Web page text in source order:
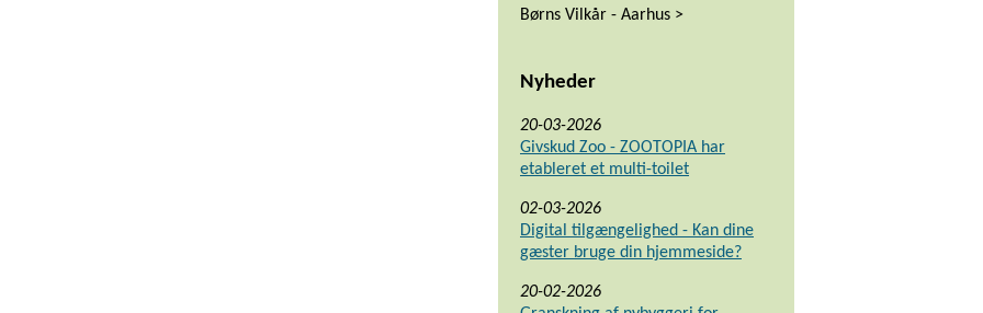
Børns Vilkår - Aarhus >
Nyheder
20-03-2026
Givskud Zoo - ZOOTOPIA har
etableret et multi-toilet
02-03-2026
Digital tilgængelighed - Kan dine
gæster bruge din hjemmeside?
20-02-2026